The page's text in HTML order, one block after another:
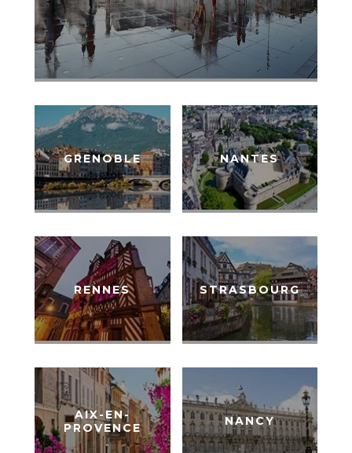
GRENOBLE
RENNES
AIX-EN-
PROVENCE
NANTES
STRASBOURG
NANCY